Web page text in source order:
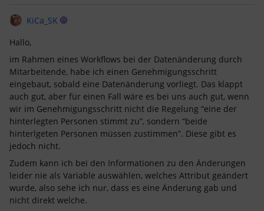
KiCa_SK
Hallo,
im Rahmen eines Workflows bei der Datenänderung durch
Mitarbeitende, habe ich einen Genehmigungsschritt
eingebaut, sobald eine Datenänderung vorliegt. Das klappt
auch gut, aber für einen Fall wäre es bei uns auch gut, wenn
wir im Genehmigungsschritt nicht die Regelung “eine der
hinterlegten Personen stimmt zu”, sondern “beide
hinterlgeten Personen müssen zustimmen”. Diese gibt es
jedoch nicht.
Zudem kann ich bei den Informationen zu den Änderungen
leider nie als Variable auswählen, welches Attribut geändert
wurde, also sehe ich nur, dass es eine Änderung gab und
nicht direkt welche.